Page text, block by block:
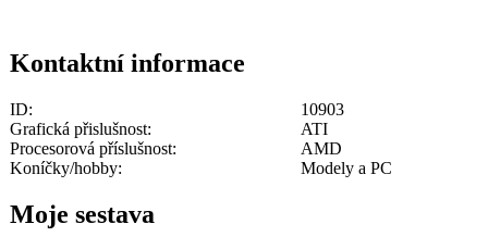
Kontaktní informace
ID:
10903
Grafická přislušnost:
ATI
Procesorová příslušnost:
AMD
Koníčky/hobby:
Modely a PC
Moje sestava